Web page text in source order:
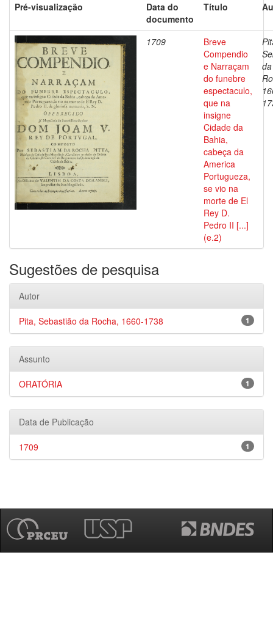
Pré-visualização
Data do
documento
Título
1709
Breve
Compendio
e Narraçam
do funebre
espectaculo,
que na
insigne
Cidade da
Bahia,
cabeça da
America
Portugueza,
se vio na
morte de El
Rey D.
Pedro II [...]
(e.2)
da
Sugestões de pesquisa
Autor
1
Pita, Sebastião da Rocha, 1660-1738
Assunto
1
ORATÓRIA
Data de Publicação
1
1709